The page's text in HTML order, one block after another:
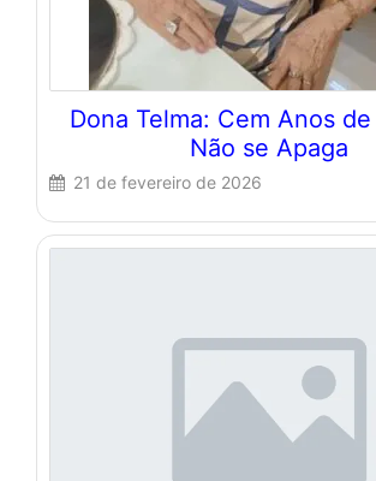
Dona Telma: Cem Anos
Não se Apaga
21 de fevereiro de 2026